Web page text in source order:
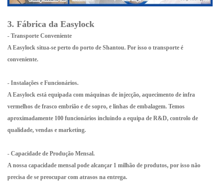
3. Fábrica da Easylock
- Transporte Conveniente
A Easylock situa-se perto do porto de Shantou. Por isso o transporte é
conveniente.
- Instalações e Funcionários.
A Easylock está equipada com máquinas de injecção, aquecimento de infra
vermelhos de frasco embrião e de sopro, e linhas de embalagem. Temos
aproximadamente 100 funcionários incluindo a equipa de R&D, controlo de
qualidade, vendas e marketing.
- Capacidade de Produção Mensal.
A nossa capacidade mensal pode alcançar 1 milhão de produtos, por isso não
precisa de se preocupar com atrasos na entrega.